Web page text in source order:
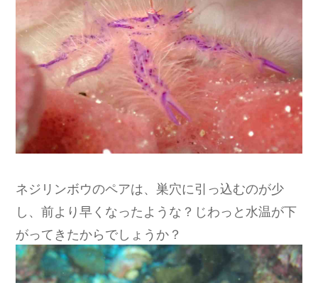
ネジリンボウのペアは、巣穴に引っ込むのが少
し、前より早くなったような？じわっと水温が下
がってきたからでしょうか？